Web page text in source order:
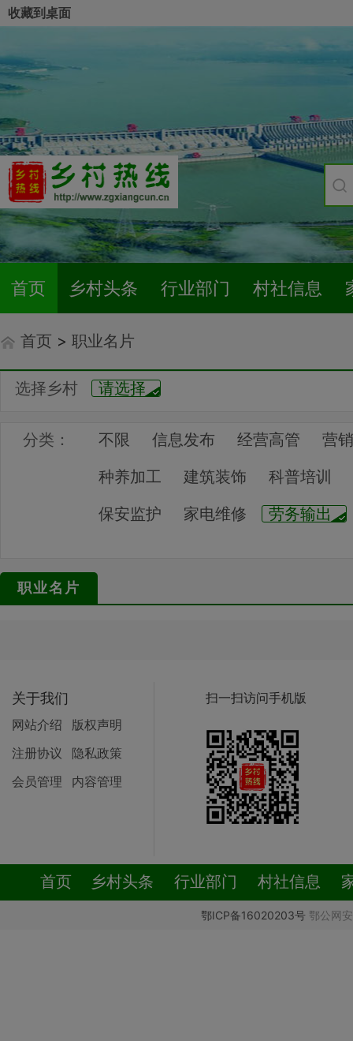
收藏到桌面
首页 乡村头条 行业部门 村社信息
首页 > 职业名片
选择乡村 请选择
分类： 不限 信息发布 经营高管
营
种养加工
建筑装饰
科普培训
保安监护
家电维修 劳务输出
职业名片
关于我们
网站介绍
版权声明
注册协议
隐私政策
会员管理
内容管理
扫一扫访问手机版
首页 乡村头条 行业部门 村社信息
鄂ICP备16020203号鄂公网